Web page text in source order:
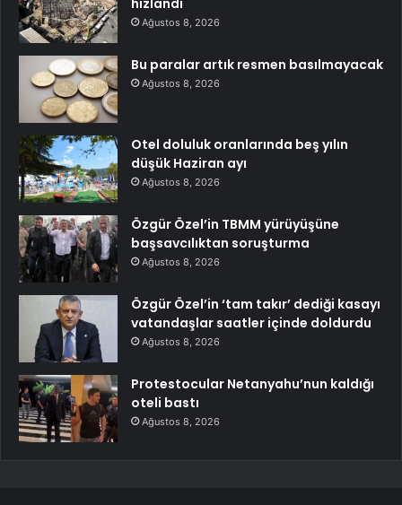
Ağustos 8, 2026
Bu paralar artık resmen basılmayacak
Ağustos 8, 2026
Otel doluluk oranlarında beş yılın
düşük Haziran ayı
Ağustos 8, 2026
Özgür Özel’in TBMM yürüyüşüne
başsavcılıktan soruşturma
Ağustos 8, 2026
Özgür Özel’in ‘tam takır’ dediği kasayı
vatandaşlar saatler içinde doldurdu
Ağustos 8, 2026
Protestocular Netanyahu’nun kaldığı
oteli bastı
Ağustos 8, 2026